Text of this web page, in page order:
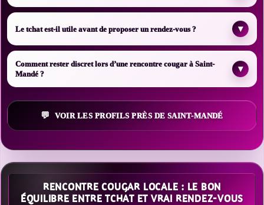
Le tchat est-il utile avant de proposer un rendez-vous ? ▾
Comment rester discret lors d’une rencontre cougar à Saint-
Mandé ?
▾
VOIR LES PROFILS PRÈS DE SAINT-MANDÉ
RENCONTRE COUGAR LOCALE : LE BON
ÉQUILIBRE ENTRE TCHAT ET VRAI RENDEZ-VOUS